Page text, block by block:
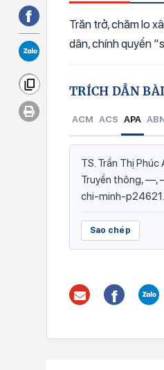
Trăn trở, chăm lo
dân, chính quyền
TRÍCH DẪN
ACM ACS APA
TS. Trần Thị
Truyền thông, —,
chi-minh-
Sao chép